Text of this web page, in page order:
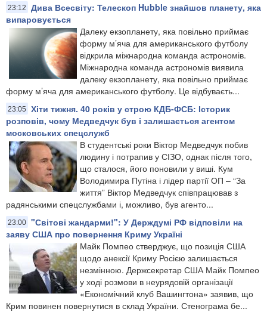
23:12
Дива Всесвіту: Телескоп Hubble знайшов планету, яка
випаровується
Далеку екзопланету, яка повільно приймає
форму м’яча для американського футболу
відкрила міжнародна команда астрономів.
Міжнародна команда астрономів виявила
далеку екзопланету, яка повільно приймає
форму м’яча для американського футболу. Це відбуваєть...
23:05
Хіти тижня. 40 років у строю КДБ-ФСБ: Історик
розповів, чому Медведчук був і залишається агентом
московських спецслужб
В студентські роки Віктор Медведчук побив
людину і потрапив у СІЗО, однак після того,
що сталося, його поновили у виші. Кум
Володимира Путіна і лідер партії ОП – “За
життя” Віктор Медведчук співпрацював з
радянськими спецслужбами і, можливо, був агенто...
23:00 "Світові жандарми!": У Держдумі РФ відповіли на
заяву США про повернення Криму Україні
Майк Помпео стверджує, що позиція США
щодо анексії Криму Росією залишається
незмінною. Держсекретар США Майк Помпео
у ході розмови в неурядовій організації
«Економічний клуб Вашингтона» заявив, що
Крим повинен повернутися в склад України. Стенограма бе...